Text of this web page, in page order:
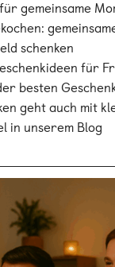
gemeinsame
schenken
für
besten
geht auch mit
in unserem Blog